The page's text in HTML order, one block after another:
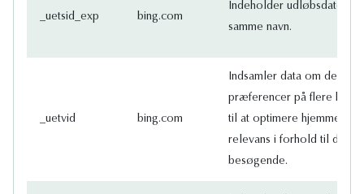
_uetsid_exp bing.com
Indeholder udløbsdatoen
samme navn.
_uetvid bing.com
Indsamler data om den
præferencer på flere
til at optimere
relevans i forhold til den
besøgende.